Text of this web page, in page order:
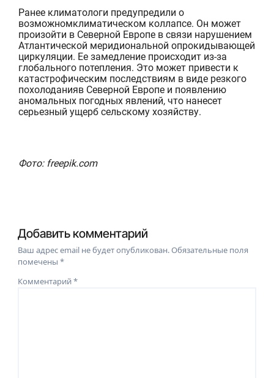
Ранее климатологи предупредили о
возможномклиматическом коллапсе. Он может
произойти в Северной Европе в связи нарушением
Атлантической меридиональной опрокидывающей
циркуляции. Ее замедление происходит из-за
глобального потепления. Это может привести к
катастрофическим последствиям в видерезкого
похолоданияв Северной Европеи появлению
аномальныхпогодных явлений, что нанесет
серьезный ущербсельскому хозяйству.
Фото: freepik.com
Добавить комментарий
Ваш адрес email не будет опубликован.Обязательные поля
помечены*
Комментарий*